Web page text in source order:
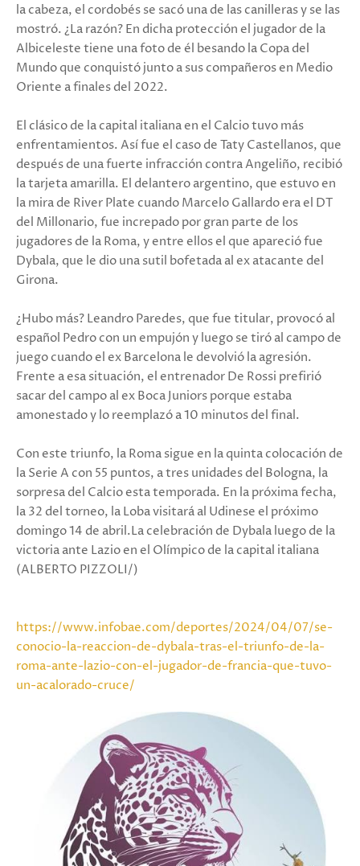
la cabeza, el cordobés se sacó una de las canilleras y se las
mostró. ¿La razón? En dicha protección el jugador de la
Albiceleste tiene una foto de él besando la Copa del
Mundo que conquistó junto a sus compañeros en Medio
Oriente a finales del 2022.
El clásico de la capital italiana en el Calcio tuvo más
enfrentamientos. Así fue el caso de Taty Castellanos, que
después de una fuerte infracción contra Angeliño, recibió
la tarjeta amarilla. El delantero argentino, que estuvo en
la mira de River Plate cuando Marcelo Gallardo era el DT
del Millonario, fue increpado por gran parte de los
jugadores de la Roma, y entre ellos el que apareció fue
Dybala, que le dio una sutil bofetada al ex atacante del
Girona.
¿Hubo más? Leandro Paredes, que fue titular, provocó al
español Pedro con un empujón y luego se tiró al campo de
juego cuando el ex Barcelona le devolvió la agresión.
Frente a esa situación, el entrenador De Rossi prefirió
sacar del campo al ex Boca Juniors porque estaba
amonestado y lo reemplazó a 10 minutos del final.
Con este triunfo, la Roma sigue en la quinta colocación de
la Serie A con 55 puntos, a tres unidades del Bologna, la
sorpresa del Calcio esta temporada. En la próxima fecha,
la 32 del torneo, la Loba visitará al Udinese el próximo
domingo 14 de abril.La celebración de Dybala luego de la
victoria ante Lazio en el Olímpico de la capital italiana
(ALBERTO PIZZOLI/)
https://www.infobae.com/deportes/2024/04/07/se-
conocio-la-reaccion-de-dybala-tras-el-triunfo-de-la-
roma-ante-lazio-con-el-jugador-de-francia-que-tuvo-
un-acalorado-cruce/